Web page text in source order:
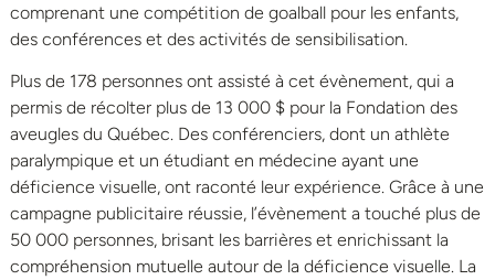
comprenant une compétition de goalball pour les enfants,
des conférences et des activités de sensibilisation.
Plus de 178 personnes ont assisté à cet évènement, qui a
permis de récolter plus de 13 000 $ pour la Fondation des
aveugles du Québec. Des conférenciers, dont un athlète
paralympique et un étudiant en médecine ayant une
déficience visuelle, ont raconté leur expérience. Grâce à une
campagne publicitaire réussie, l’évènement a touché plus de
50 000 personnes, brisant les barrières et enrichissant la
compréhension mutuelle autour de la déficience visuelle. La